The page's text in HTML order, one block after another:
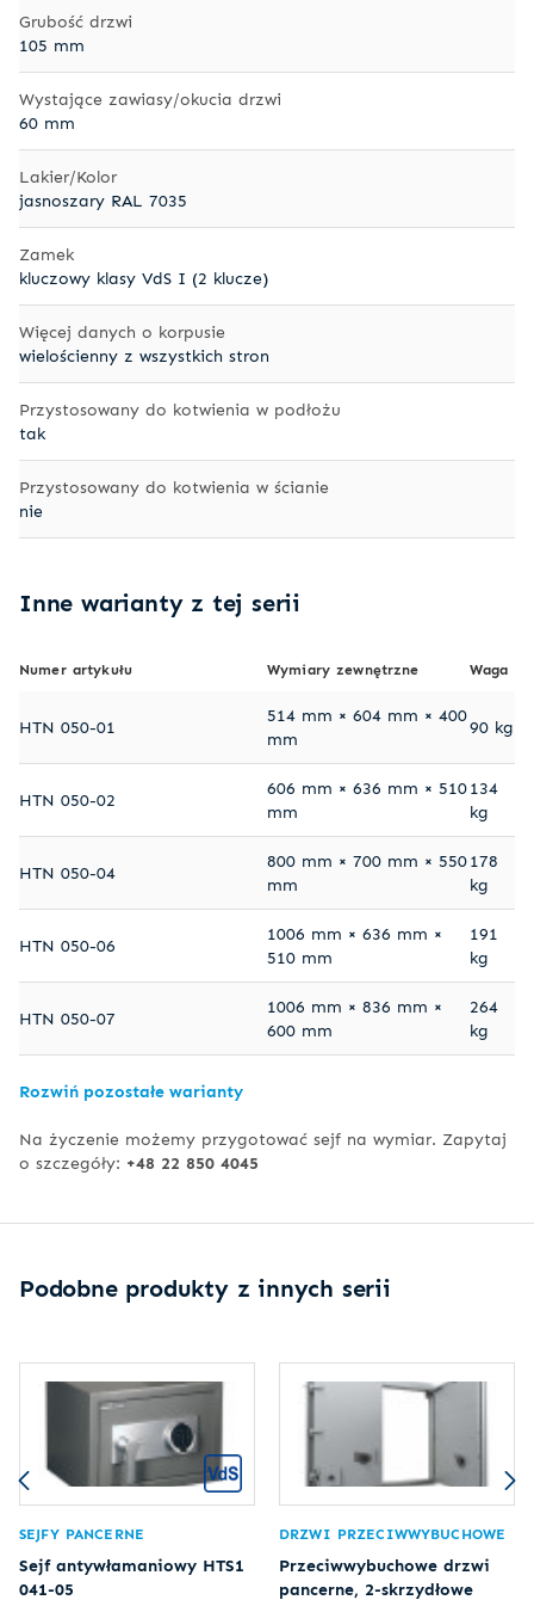
Grubość drzwi
105 mm
Wystające zawiasy/okucia drzwi
60 mm
Lakier/Kolor
jasnoszary RAL 7035
Zamek
kluczowy klasy VdS I (2 klucze)
Więcej danych o korpusie
wielościenny z wszystkich stron
Przystosowany do kotwienia w podłożu
tak
Przystosowany do kotwienia w ścianie
nie
Inne warianty z tej serii
Numer artykułu Wymiary zewnętrzne Waga
HTN 050-01
514 mm × 604 mm × 400
mm
90 kg
HTN 050-02
606 mm × 636 mm × 510
mm
134
kg
HTN 050-04
800 mm × 700 mm × 550
mm
178
kg
HTN 050-06
1006 mm × 636 mm ×
510 mm
191
kg
HTN 050-07
1006 mm × 836 mm ×
600 mm
264
kg
Rozwiń pozostałe warianty
Na życzenie możemy przygotować sejf na wymiar. Zapytaj
o szczegóły: +48 22 850 4045
Podobne produkty z innych serii
SEJFY PANCERNE
Sejf antywłamaniowy HTS1
041-05
DRZWI PRZECIWWYBUCHOWE
Przeciwwybuchowe drzwi
pancerne, 2-skrzydłowe